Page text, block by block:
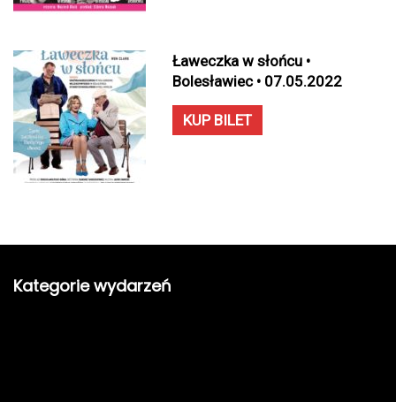
Ławeczka w słońcu •
Bolesławiec • 07.05.2022
KUP BILET
Kategorie wydarzeń